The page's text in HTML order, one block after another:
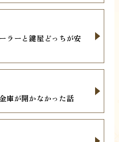
ラーと鍵屋どっちが安
庫が開かなかった話